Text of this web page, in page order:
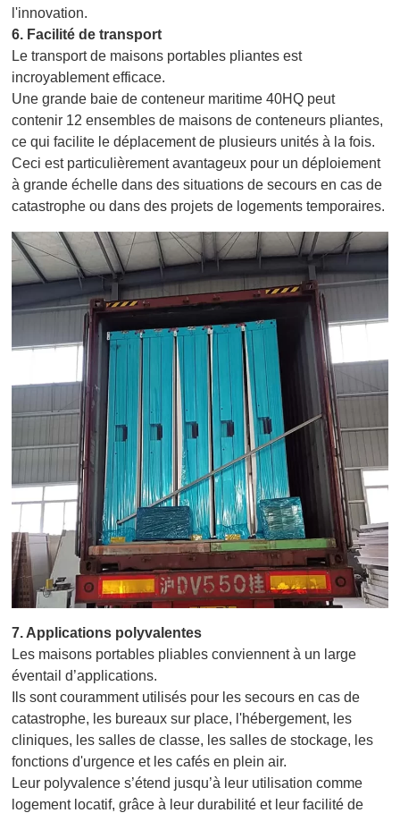
l'innovation.
6. Facilité de transport
Le transport de maisons portables pliantes est
incroyablement efficace.
Une grande baie de conteneur maritime 40HQ peut
contenir 12 ensembles de maisons de conteneurs pliantes,
ce qui facilite le déplacement de plusieurs unités à la fois.
Ceci est particulièrement avantageux pour un déploiement
à grande échelle dans des situations de secours en cas de
catastrophe ou dans des projets de logements temporaires.
7. Applications polyvalentes
Les maisons portables pliables conviennent à un large
éventail d’applications.
Ils sont couramment utilisés pour les secours en cas de
catastrophe, les bureaux sur place, l'hébergement, les
cliniques, les salles de classe, les salles de stockage, les
fonctions d'urgence et les cafés en plein air.
Leur polyvalence s’étend jusqu’à leur utilisation comme
logement locatif, grâce à leur durabilité et leur facilité de